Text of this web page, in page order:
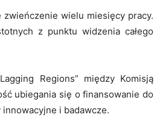
wielu miesięcy pracy.
z punktu widzenia całego
Regions” między Komisją
ubiegania się o finansowanie do
i badawcze.